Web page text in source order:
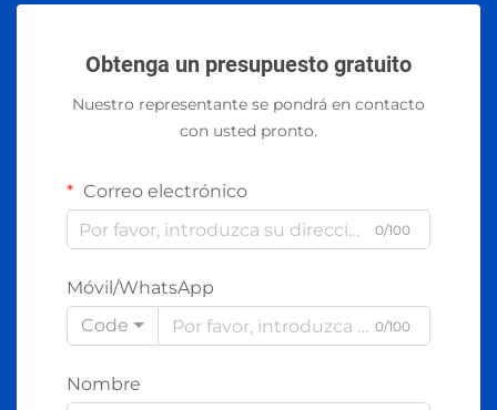
Obtenga un presupuesto gratuito
Nuestro representante se pondrá en contacto
con usted pronto.
Correo electrónico
0/100
Móvil/WhatsApp
Code
0/100
Nombre